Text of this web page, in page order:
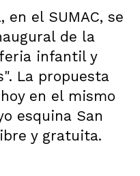
en el SUMAC, se
de la
infantil y
La propuesta
en el mismo
esquina San
y gratuita.